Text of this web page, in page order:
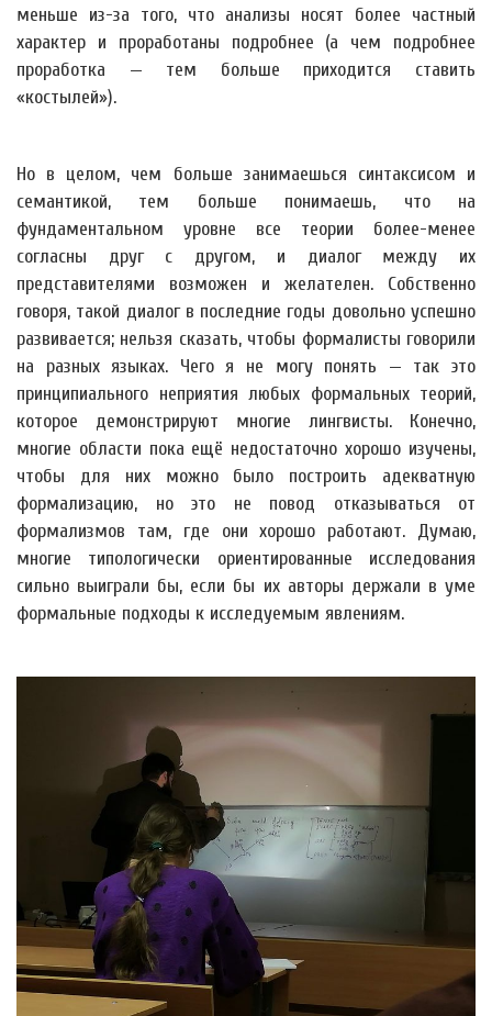
меньше из-за того, что анализы носят более частный
характер и проработаны подробнее (а чем подробнее
проработка — тем больше приходится ставить
«костылей»).
Но в целом, чем больше занимаешься синтаксисом и
семантикой, тем больше понимаешь, что на
фундаментальном уровне все теории более-менее
согласны друг с другом, и диалог между их
представителями возможен и желателен. Собственно
говоря, такой диалог в последние годы довольно успешно
развивается; нельзя сказать, чтобы формалисты говорили
на разных языках. Чего я не могу понять — так это
принципиального неприятия любых формальных теорий,
которое демонстрируют многие лингвисты. Конечно,
многие области пока ещё недостаточно хорошо изучены,
чтобы для них можно было построить адекватную
формализацию, но это не повод отказываться от
формализмов там, где они хорошо работают. Думаю,
многие типологически ориентированные исследования
сильно выиграли бы, если бы их авторы держали в уме
формальные подходы к исследуемым явлениям.